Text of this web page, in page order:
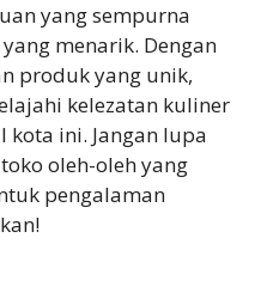
yang sempurna
menarik. Dengan
produk yang unik,
kelezatan kuliner
ini. Jangan lupa
oleh-oleh yang
pengalaman